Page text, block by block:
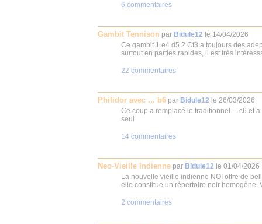
6 commentaires
Gambit Tennison par Bidule12 le 14/04/2026
Ce gambit 1.e4 d5 2.Cf3 a toujours des
surtout en parties rapides, il est très
22 commentaires
Philidor avec ... b6 par Bidule12 le 26/03/2026
Ce coup a remplacé le traditionnel ... c6 et
seul
14 commentaires
Neo-Vieille Indienne par Bidule12 le 01/04/2026
La nouvelle vieille indienne NOI offre de
elle constitue un répertoire noir homogène.
2 commentaires